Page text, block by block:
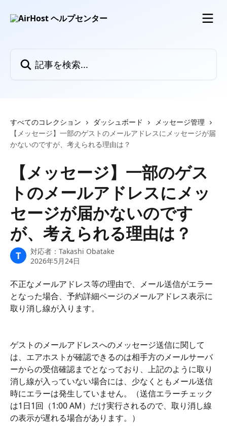
すべてのコレクション ダッシュボード
メッセージ管理
【メッセージ】一部のゲストのメールアドレスにメッセージが届
かないのですが、考えられる理由は？
【メッセージ】一部のゲス
トのメールアドレスにメッ
セージが届かないのです
が、考えられる理由は？
T 対応者： Takashi Obatake
2026年5月24日
不正なメールアドレス等の理由で、メール送信がエラー
となった場合、予約詳細ページのメールアドレス表示に
取り消し線が入ります。
ゲストのメールアドレスへのメッセージ送信に関して
は、エアホストが確認できるのは相手方のメールサーバ
ーからの受信確認までとなっており、上記のように取り
消し線が入っていない場合には、少なくともメール送信
時にエラーは発生していません。（送信エラーチェック
は1日1回（1:00 AM）だけ実行されるので、取り消し線
の表示が遅れる場合があります。）